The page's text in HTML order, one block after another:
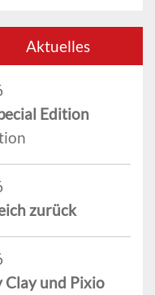
Aktuelles
Edition
zurück
und Pixio